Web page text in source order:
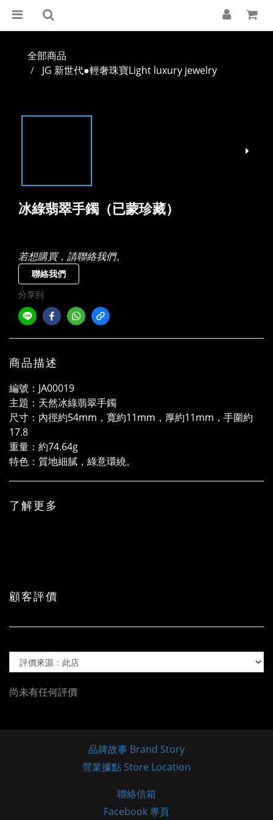
全部商品
JG 新世代●輕奢珠寶Light luxury jewelry
冰綠翡翠手鐲（已蒙珍藏）
若想購買，請聯絡我們。
聯絡我們
分享到
商品描述
編號：JA00019
主題：天然冰綠翡翠手鐲
尺寸：內徑約54mm，寬約11mm，厚約11mm，手圍約
17.8
重量：約74.64g
特色：質地細膩，綠意環繞。
了解更多
顧客評價
尚未有任何評價
品牌故事 Brand Story
營業據點 Store Location
聯絡信箱
Facebook 專頁